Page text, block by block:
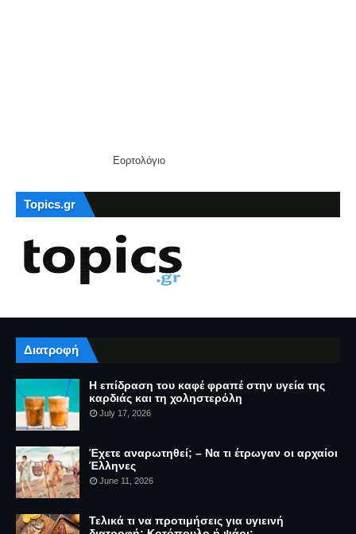
Εορτολόγιο
Topics.gr
Διατροφή
Η επίδραση του καφέ φραπέ στην υγεία της
καρδιάς και τη χοληστερόλη
July 17, 2026
Έχετε αναρωτηθεί; – Να τι έτρωγαν οι αρχαίοι
Έλληνες
June 11, 2026
Τελικά τι να προτιμήσεις για υγιεινή